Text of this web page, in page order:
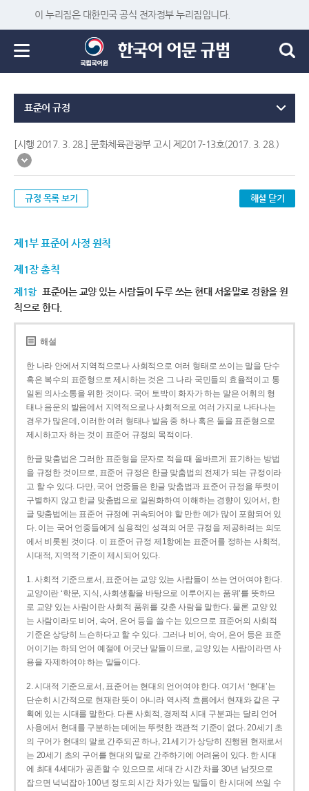
이 누리집은 대한민국 공식 전자정부 누리집입니다.
표준어 규정
[시행 2017. 3. 28.] 문화체육관광부 고시 제2017-13호(2017. 3. 28.)
규정 목록 보기 해설 닫기
제1부 표준어 사정 원칙
제1장 총칙
제1항 표준어는 교양 있는 사람들이 두루 쓰는 현대 서울말로 정함을 원
칙으로 한다.
해설
한 나라 안에서 지역적으로나 사회적으로 여러 형태로 쓰이는 말을 단수
혹은 복수의 표준형으로 제시하는 것은 그 나라 국민들의 효율적이고 통
일된 의사소통을 위한 것이다. 국어 토박이 화자가 하는 말은 어휘의 형
태나 음운의 발음에서 지역적으로나 사회적으로 여러 가지로 나타나는
경우가 많은데, 이러한 여러 형태나 발음 중 하나 혹은 둘을 표준형으로
제시하고자 하는 것이 표준어 규정의 목적이다.
한글 맞춤법은 그러한 표준형을 문자로 적을 때 올바르게 표기하는 방법
을 규정한 것이므로, 표준어 규정은 한글 맞춤법의 전제가 되는 규정이라
고 할 수 있다. 다만, 국어 언중들은 한글 맞춤법과 표준어 규정을 뚜렷이
구별하지 않고 한글 맞춤법으로 일원화하여 이해하는 경향이 있어서, 한
글 맞춤법에는 표준어 규정에 귀속되어야 할 만한 예가 많이 포함되어 있
다. 이는 국어 언중들에게 실용적인 성격의 어문 규정을 제공하려는 의도
에서 비롯된 것이다. 이 표준어 규정 제1항에는 표준어를 정하는 사회적,
시대적, 지역적 기준이 제시되어 있다.
1. 사회적 기준으로서, 표준어는 교양 있는 사람들이 쓰는 언어여야 한다.
교양이란 ‘학문, 지식, 사회생활을 바탕으로 이루어지는 품위’를 뜻하므
로 교양 있는 사람이란 사회적 품위를 갖춘 사람을 말한다. 물론 교양 있
는 사람이라도 비어, 속어, 은어 등을 쓸 수는 있으므로 표준어의 사회적
기준은 상당히 느슨하다고 할 수 있다. 그러나 비어, 속어, 은어 등은 표준
어이기는 하되 언어 예절에 어긋난 말들이므로, 교양 있는 사람이라면 사
용을 자제하여야 하는 말들이다.
2. 시대적 기준으로서, 표준어는 현대의 언어여야 한다. 여기서 ‘현대’는
단순히 시간적으로 현재란 뜻이 아니라 역사적 흐름에서 현재와 같은 구
획에 있는 시대를 말한다. 다른 사회적, 경제적 시대 구분과는 달리 언어
사용에서 현대를 구분하는 데에는 뚜렷한 객관적 기준이 없다. 20세기 초
의 구어가 현대의 말로 간주되곤 하나, 21세기가 상당히 진행된 현재로서
는 20세기 초의 구어를 현대의 말로 간주하기에 어려움이 있다. 한 시대
에 최대 4세대가 공존할 수 있으므로 세대 간 시간 차를 30년 남짓으로
잡으면 넉넉잡아 100년 정도의 시간 차가 있는 말들이 한 시대에 쓰일 수